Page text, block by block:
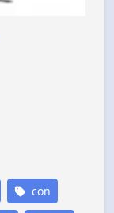
con